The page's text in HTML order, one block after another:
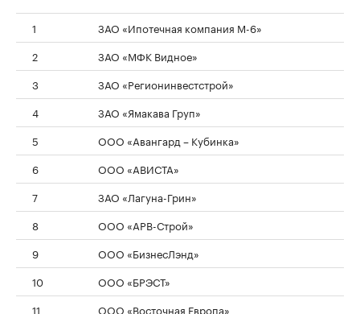
1
ЗАО «Ипотечная компания М-6»
2
ЗАО «МФК Видное»
3
ЗАО «Регионинвестстрой»
4
ЗАО «Ямакава Груп»
5
ООО «Авангард – Кубинка»
6
ООО «АВИСТА»
7
ЗАО «Лагуна-Грин»
8
ООО «АРВ-Строй»
9
ООО «БизнесЛэнд»
10
ООО «БРЭСТ»
11
ООО «Восточная Европа»